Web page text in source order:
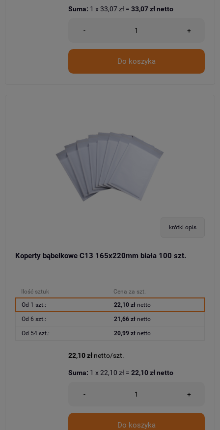
- +
Do koszyka
Suma: 1 x33,07 zł = 33,07 złnetto
krótki opis
Koperty bąbelkowe C13 165x220mm biała 100 szt.
Ilość sztuk
Cena za szt.
Od 1 szt.:
22,10 złnetto
Od 6 szt.: 21,66 złnetto
Od 54 szt.: 20,99 złnetto
22,10 zł netto/szt.
- +
Do koszyka
Suma: 1 x22,10 zł = 22,10 złnetto